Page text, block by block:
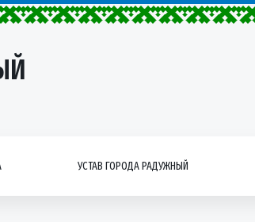
УСТАВ ГОРОДА РАДУЖНЫЙ